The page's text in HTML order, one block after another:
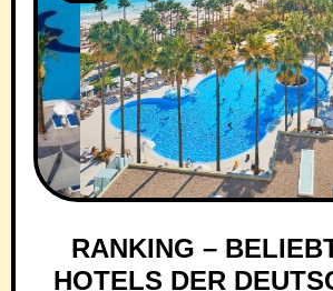
RANKING –
HOTELS DER